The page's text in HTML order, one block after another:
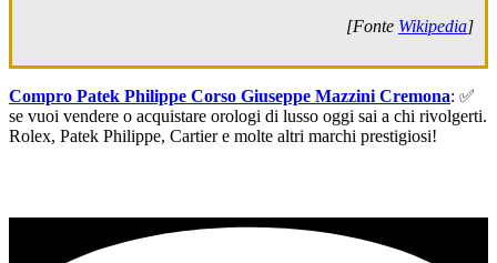
[Fonte Wikipedia]
Compro Patek Philippe Corso Giuseppe Mazzini Cremona: ✅
se vuoi vendere o acquistare orologi di lusso oggi sai a chi rivolgerti.
Rolex, Patek Philippe, Cartier e molte altri marchi prestigiosi!